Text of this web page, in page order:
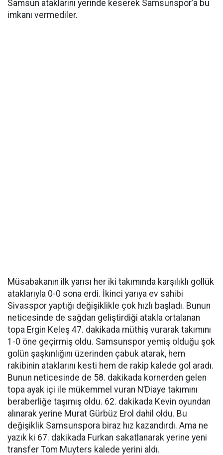
Samsun ataklarını yerinde keserek Samsunspor’a bu
imkanı vermediler.
Müsabakanın ilk yarısı her iki takımında karşılıklı gollük
ataklarıyla 0-0 sona erdi. İkinci yarıya ev sahibi
Sivasspor yaptığı değişiklikle çok hızlı başladı. Bunun
neticesinde de sağdan geliştirdiği atakla ortalanan
topa Ergin Keleş 47. dakikada müthiş vurarak takımını
1-0 öne geçirmiş oldu. Samsunspor yemiş olduğu şok
golün şaşkınlığını üzerinden çabuk atarak, hem
rakibinin ataklarını kesti hem de rakip kalede gol aradı.
Bunun neticesinde de 58. dakikada kornerden gelen
topa ayak içi ile mükemmel vuran N’Diaye takımını
beraberliğe taşımış oldu. 62. dakikada Kevin oyundan
alınarak yerine Murat Gürbüz Erol dahil oldu. Bu
değişiklik Samsunspora biraz hız kazandırdı. Ama ne
yazık ki 67. dakikada Furkan sakatlanarak yerine yeni
transfer Tom Muyters kalede yerini aldı.